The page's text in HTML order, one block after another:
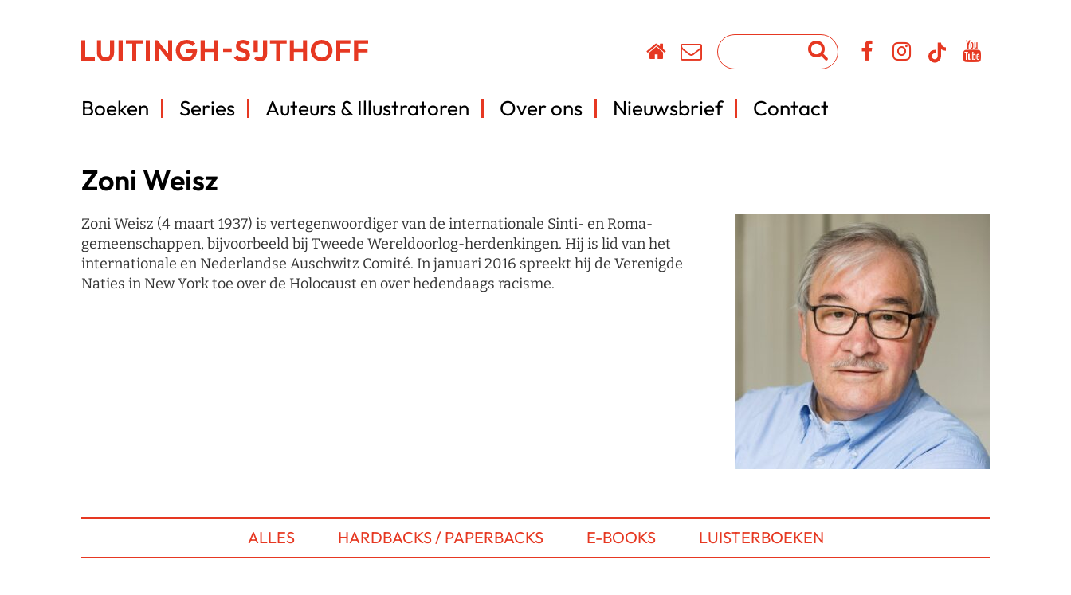
Boeken Series Auteurs & Illustratoren Over ons Nieuwsbrief Contact
Zoni Weisz
Zoni Weisz (4 maart 1937) is vertegenwoordiger van de internationale Sinti- en Roma-
gemeenschappen, bijvoorbeeld bij Tweede Wereldoorlog-herdenkingen. Hij is lid van het
internationale en Nederlandse Auschwitz Comité. In januari 2016 spreekt hij de Verenigde
Naties in New York toe over de Holocaust en over hedendaags racisme.
ALLES HARDBACKS / PAPERBACKS E-BOOKS LUISTERBOEKEN